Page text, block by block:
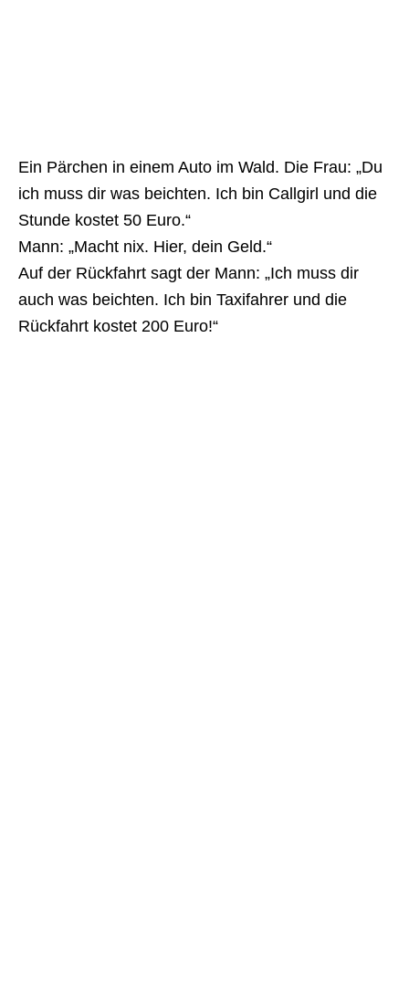
Ein Pärchen in einem Auto im Wald. Die Frau: „Du
ich muss dir was beichten. Ich bin Callgirl und die
Stunde kostet 50 Euro.“
Mann: „Macht nix. Hier, dein Geld.“
Auf der Rückfahrt sagt der Mann: „Ich muss dir
auch was beichten. Ich bin Taxifahrer und die
Rückfahrt kostet 200 Euro!“